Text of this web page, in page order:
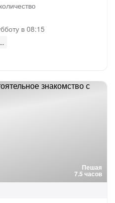
в 08:15
Пешая
7.5 часов